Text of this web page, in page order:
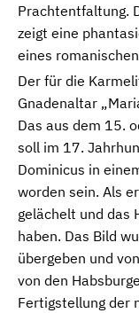
Prachtentfaltung.
zeigt eine
eines
Der für die
Gnadenaltar
Das aus dem 15.
soll im 17.
Dominicus in
worden sein. Als
gelächelt und das
haben. Das Bild
übergeben und
von den
Fertigstellung der